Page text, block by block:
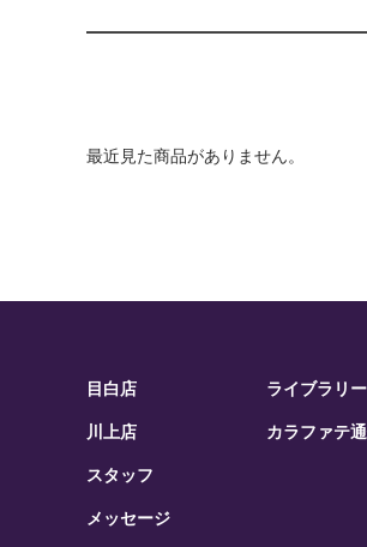
最近見た商品がありません。
目白店
川上店
スタッフ
メッセージ
ライブラリー
カラファテ